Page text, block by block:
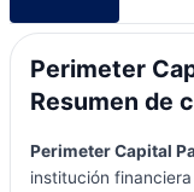
Perimeter
Resumen de
Perimeter Capital
institución